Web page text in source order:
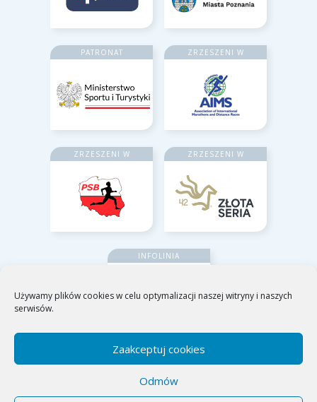
Używamy plików cookies w celu optymalizacji naszej witryny i naszych
serwisów.
Zaakceptuj cookies
Odmów
PATRONAT ZRZESZENI W
ZRZESZENI W ZRZESZENI W
INFOLINIA